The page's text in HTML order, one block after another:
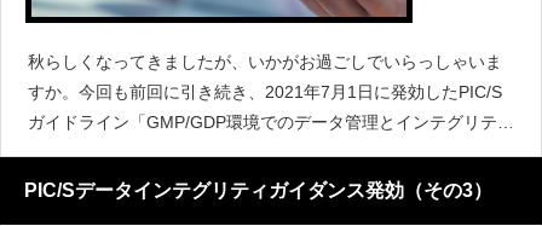
秋らしくなってきましたが、いかがお過ごしでいらっしゃいま
すか。今回も前回に引き続き、2021年7月1日に発効したPIC/S
ガイドライン「GMP/GDP環境でのデータ管理とインテグリティ
に関する適正管理基準（PI 041-1」について見ていきたいと思
います。出典https:/
PIC/Sデータインテグリティガイダンス発効（その3）